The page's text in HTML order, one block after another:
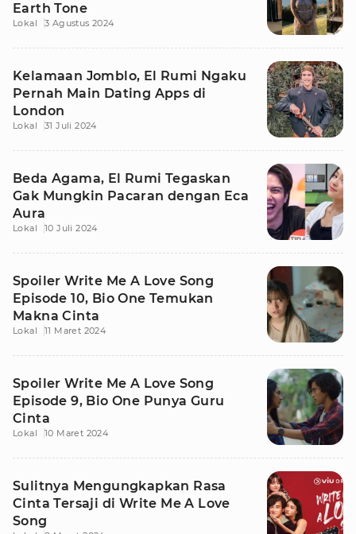
Earth Tone
Lokal 3 Agustus 2024
Kelamaan Jomblo, El Rumi Ngaku
Pernah Main Dating Apps di
London
Lokal 31 Juli 2024
Beda Agama, El Rumi Tegaskan
Gak Mungkin Pacaran dengan Eca
Aura
Lokal 10 Juli 2024
Spoiler Write Me A Love Song
Episode 10, Bio One Temukan
Makna Cinta
Lokal 11 Maret 2024
Spoiler Write Me A Love Song
Episode 9, Bio One Punya Guru
Cinta
Lokal 10 Maret 2024
Sulitnya Mengungkapkan Rasa
Cinta Tersaji di Write Me A Love
Song